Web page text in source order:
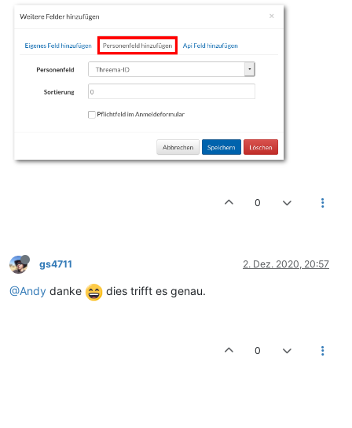
0
gs4711 2. Dez. 2020, 20:57
@Andy danke dies trifft es genau.
0